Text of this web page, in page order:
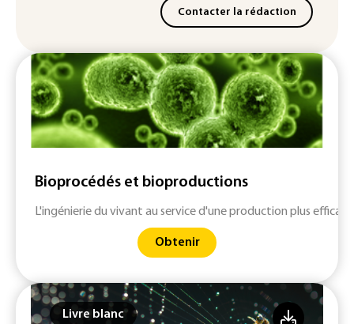
Contacter la rédaction
Bioprocédés et bioproductions
L'ingénierie du vivant au service d'une production plus
Obtenir
Livre blanc